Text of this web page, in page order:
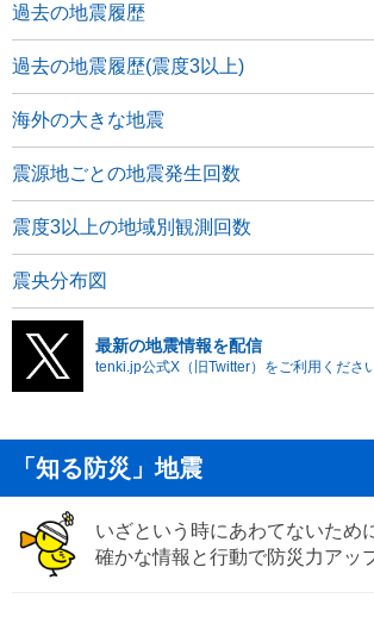
過去の地震履歴
過去の地震履歴(震度3以上)
海外の大きな地震
震源地ごとの地震発生回数
震度3以上の地域別観測回数
震央分布図
最新の地震情報を配信
tenki.jp公式X（旧Twitter）をご利用ください
「知る防災」地震
いざという時にあわてないため
確かな情報と行動で防災力アッ